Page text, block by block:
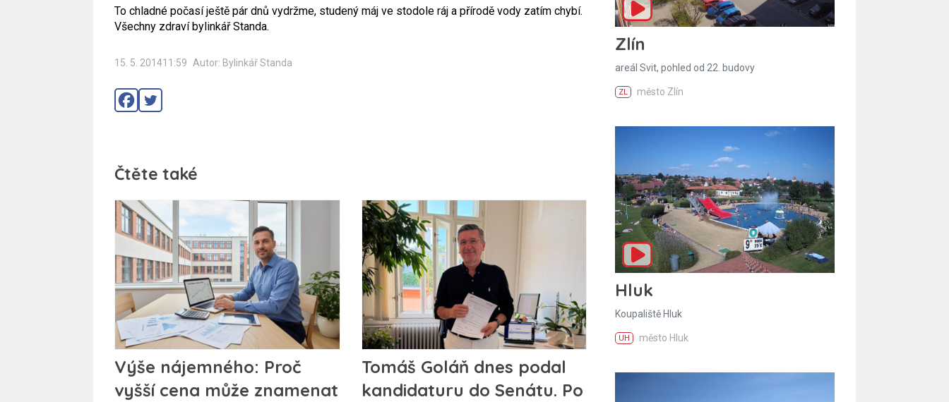
To chladné počasí ještě pár dnů vydržme, studený máj ve stodole ráj a přírodě vody zatím chybí.
Všechny zdraví bylinkář Standa.
15. 5. 201411:59 Autor: Bylinkář Standa
Čtěte také
Výše nájemného: Proč
vyšší cena může znamenat
Tomáš Goláň dnes podal
kandidaturu do Senátu. Po
Zlín
areál Svit, pohled od 22. budovy
ZL město Zlín
Hluk
Koupaliště Hluk
UH město Hluk